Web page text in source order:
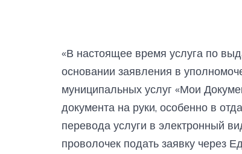
«В настоящее время услуга по
основании заявления в
муниципальных услуг «Мои
документа на руки, особенно в
перевода услуги в электронный
проволочек подать заявку через